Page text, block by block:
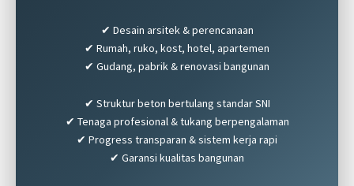
✔ Desain arsitek & perencanaan
✔ Rumah, ruko, kost, hotel, apartemen
✔ Gudang, pabrik & renovasi bangunan
✔ Struktur beton bertulang standar SNI
✔ Tenaga profesional & tukang berpengalaman
✔ Progress transparan & sistem kerja rapi
✔ Garansi kualitas bangunan